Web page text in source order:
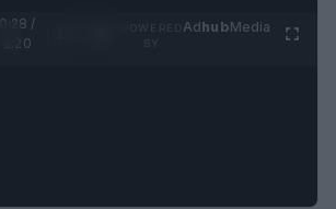
0:29 /
1:20
AdhubMedia